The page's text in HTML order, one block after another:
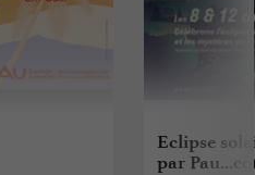
Eclipse
par